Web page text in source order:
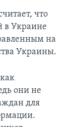
что
в Украине
на
Украины.
они не
для